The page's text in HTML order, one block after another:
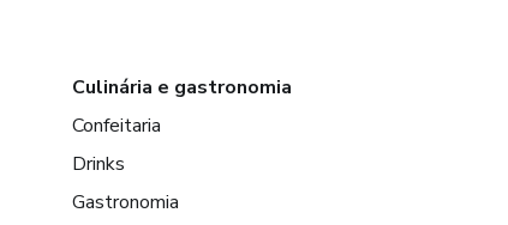
Culinária e gastronomia
Confeitaria
Drinks
Gastronomia